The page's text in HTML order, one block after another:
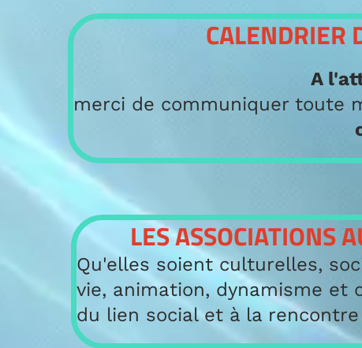
CALENDRIER
A
merci de communiquer toute
LES ASSOCIATIONS
Qu'elles soient culturelles,
vie, animation, dynamisme et
du lien social et à la